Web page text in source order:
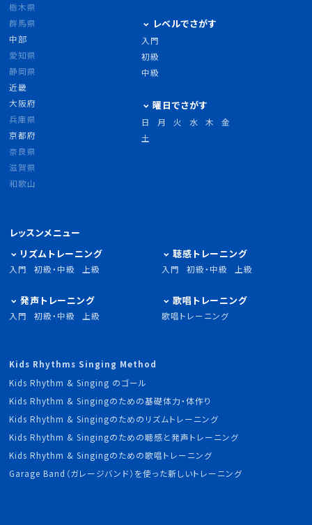
栃木県
群馬県
中部
愛知県
静岡県
近畿
大阪府
兵庫県
京都府
奈良県
滋賀県
和歌山
レベルでさがす
入門
初級
中級
曜日でさがす
日 月 火 水 木
金
土
レッスンメニュー
リズムトレーニング
入門 初級・中級 上級
聴感トレーニング
入門 初級・中級 上級
発声トレーニング
入門 初級・中級 上級
歌唱トレーニング
歌唱トレーニング
Kids Rhythms Singing Method
Kids Rhythm & Singing のゴール
Kids Rhythm & Singingのための基礎体力・体作り
Kids Rhythm & Singingのためのリズムトレーニング
Kids Rhythm & Singingのための聴感と発声トレーニング
Kids Rhythm & Singingのための歌唱トレーニング
Garage Band（ガレージバンド）を使った新しいトレーニング